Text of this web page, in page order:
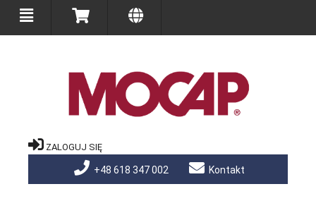
ZALOGUJ SIĘ
+48 618 347 002 Kontakt